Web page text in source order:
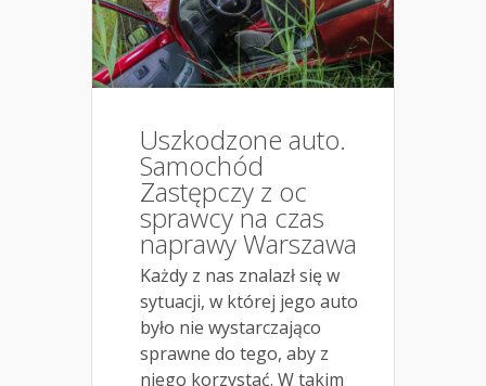
Uszkodzone auto.
Samochód
Zastępczy z oc
sprawcy na czas
naprawy Warszawa
Każdy z nas znalazł się w
sytuacji, w której jego auto
było nie wystarczająco
sprawne do tego, aby z
niego korzystać. W takim